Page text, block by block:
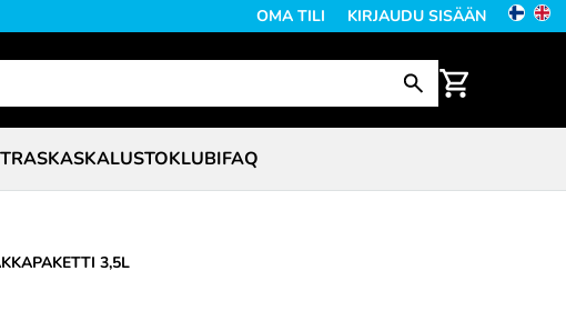
OMA TILI KIRJAUDU SISÄÄN
RASKASKALUSTOKLUBIFAQ
3,5L